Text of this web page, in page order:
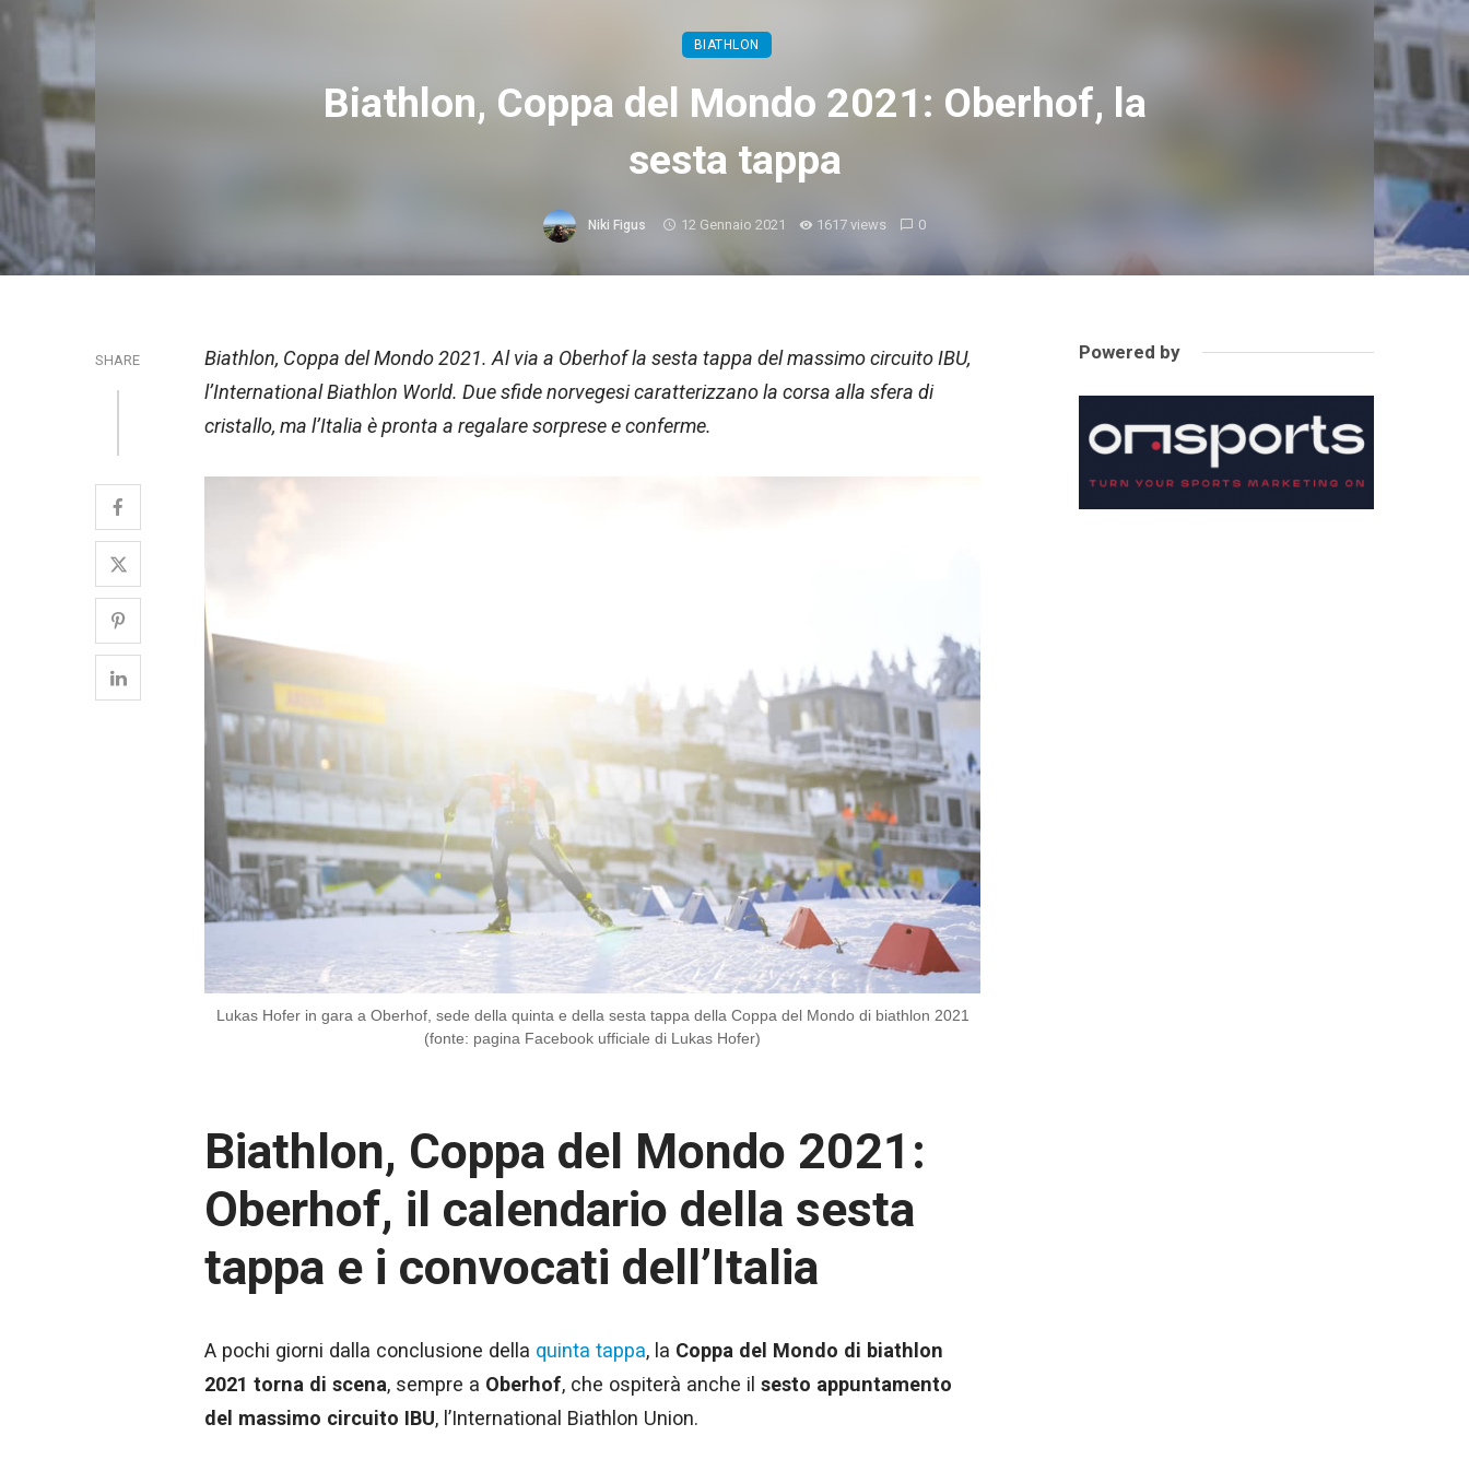
BIATHLON
Biathlon, Coppa del Mondo 2021: Oberhof, la
sesta tappa
Niki Figus 12 Gennaio 2021 1617 views 0
SHARE
Biathlon, Coppa del Mondo 2021. Al via a Oberhof la sesta tappa del massimo circuito IBU,
l’International Biathlon World. Due sfide norvegesi caratterizzano la corsa alla sfera di
cristallo, ma l’Italia è pronta a regalare sorprese e conferme.
Lukas Hofer in gara a Oberhof, sede della quinta e della sesta tappa della Coppa del Mondo di biathlon 2021
(fonte: pagina Facebook ufficiale di Lukas Hofer)
Biathlon, Coppa del Mondo 2021:
Oberhof, il calendario della sesta
tappa e i convocati dell’Italia
A pochi giorni dalla conclusione della quinta tappa, la Coppa del Mondo di biathlon
2021 torna di scena, sempre a Oberhof, che ospiterà anche il sesto appuntamento
del massimo circuito IBU, l’International Biathlon Union.
Powered by